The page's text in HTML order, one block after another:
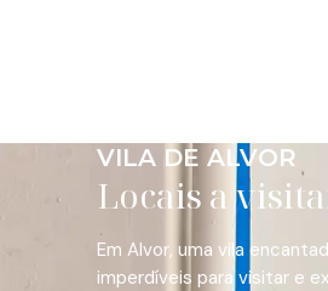
VILA DE ALVOR
Locais a
Em Alvor, uma vila
imperdíveis para visitar e